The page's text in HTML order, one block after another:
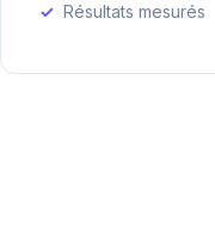
Résultats mesurés